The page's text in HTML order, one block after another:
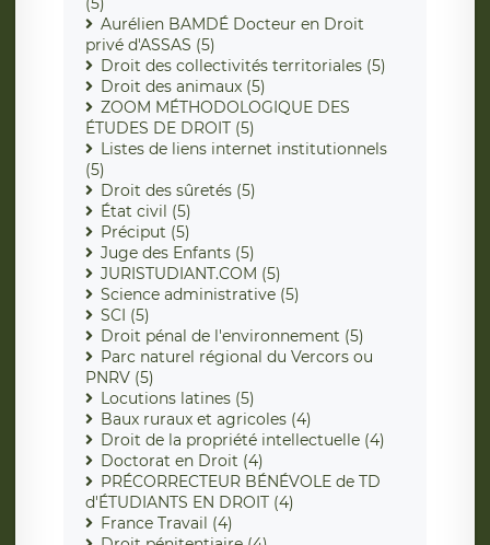
Aurélien BAMDÉ Docteur en Droit
privé d'ASSAS (5)
Droit des collectivités territoriales (5)
Droit des animaux (5)
ZOOM MÉTHODOLOGIQUE DES
ÉTUDES DE DROIT (5)
Listes de liens internet institutionnels
(5)
Droit des sûretés (5)
État civil (5)
Préciput (5)
Juge des Enfants (5)
JURISTUDIANT.COM (5)
Science administrative (5)
SCI (5)
Droit pénal de l'environnement (5)
Parc naturel régional du Vercors ou
PNRV (5)
Locutions latines (5)
Baux ruraux et agricoles (4)
Droit de la propriété intellectuelle (4)
Doctorat en Droit (4)
PRÉCORRECTEUR BÉNÉVOLE de TD
d'ÉTUDIANTS EN DROIT (4)
France Travail (4)